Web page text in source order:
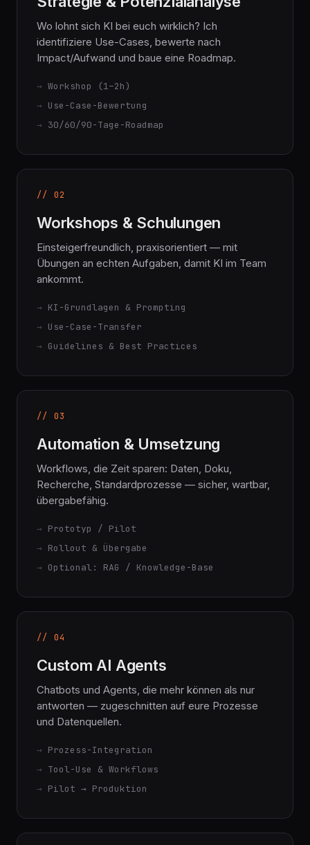
Strategie & Potenzialanalyse
Wo lohnt sich KI bei euch wirklich? Ich
identifiziere Use-Cases, bewerte nach
Workshop (1–2h)
Use-Case-Bewertung
Workshops & Schulungen
Einsteigerfreundlich, praxisorientiert — mit
Übungen an echten Aufgaben, damit KI im Team
KI-Grundlagen & Prompting
Use-Case-Transfer
Automation & Umsetzung
Workflows, die Zeit sparen: Daten, Doku,
Recherche, Standardprozesse — sicher, wartbar,
Prototyp / Pilot
Rollout & Übergabe
Custom AI Agents
Chatbots und Agents, die mehr können als nur
antworten — zugeschnitten auf eure Prozesse
Prozess-Integration
Tool-Use & Workflows